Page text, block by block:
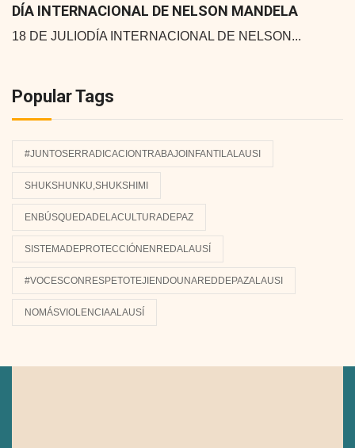
DÍA INTERNACIONAL DE NELSON MANDELA
18 DE JULIODÍA INTERNACIONAL DE NELSON...
Popular Tags
#JUNTOSERRADICACIONTRABAJOINFANTILALAUSI
SHUKSHUNKU,SHUKSHIMI
ENBÚSQUEDADELACULTURADEPAZ
SISTEMADEPROTECCIÓNENREDALAUSÍ
#VOCESCONRESPETOTEJIENDOUNAREDDEPAZALAUSI
NOMÁSVIOLENCIAALAUSÍ